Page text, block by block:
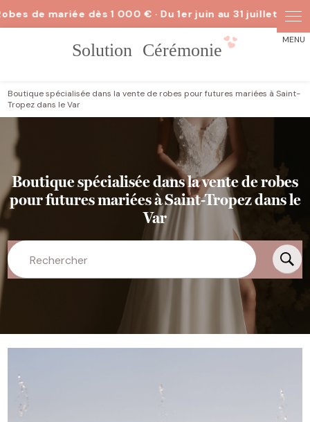
Boutique spécialisée dans la vente de robes pour futures mariées à Saint-
Tropez dans le Var
Boutique spécialisée dans la vente de robes
pour futures mariées à Saint-Tropez dans le
Var
Rechercher